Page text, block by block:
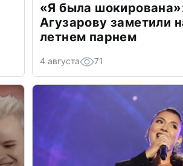
«Я была
Агузарову заметили
летнем парнем
4 августа 71